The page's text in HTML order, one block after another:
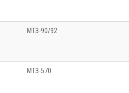
МТЗ-90/92
МТЗ-570